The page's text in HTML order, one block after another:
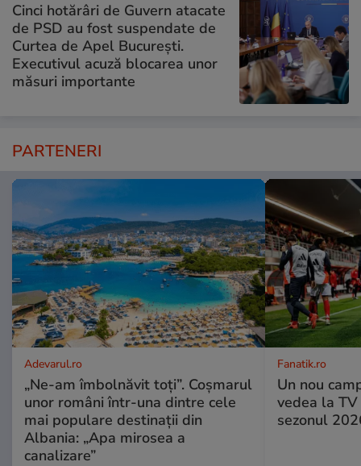
Cinci hotărâri de Guvern atacate
de PSD au fost suspendate de
Curtea de Apel București.
Executivul acuză blocarea unor
măsuri importante
PARTENERI
Adevarul.ro
„Ne-am îmbolnăvit toți”. Coșmarul
unor români într-una dintre cele
mai populare destinații din
Albania: „Apa mirosea a
canalizare”
Fanatik.ro
Un nou
vedea la
sezonul